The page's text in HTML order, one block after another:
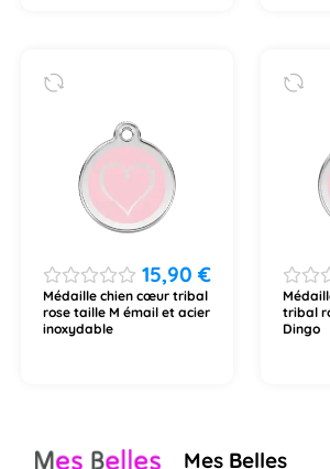
15,90 €
Médaille chien cœur tribal
rose taille M émail et acier
inoxydable
tribal
Dingo
Mes Belles